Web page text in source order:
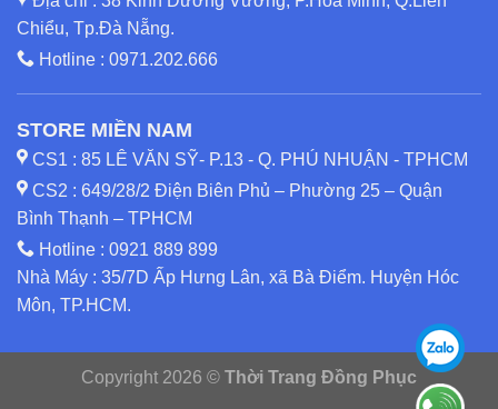
Chiểu, Tp.Đà Nẵng.
Hotline : 0971.202.666
STORE MIỀN NAM
CS1 : 85 LÊ VĂN SỸ- P.13 - Q. PHÚ NHUẬN - TPHCM
CS2 : 649/28/2 Điện Biên Phủ – Phường 25 – Quận
Bình Thạnh – TPHCM
Hotline : 0921 889 899
Nhà Máy : 35/7D Ấp Hưng Lân, xã Bà Điểm. Huyện Hóc
Môn, TP.HCM.
Copyright 2026 © Thời Trang Đồng Phục